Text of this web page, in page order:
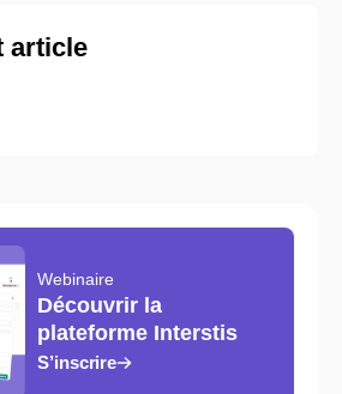
article
Webinaire
Découvrir la
plateforme Interstis
S’inscrire